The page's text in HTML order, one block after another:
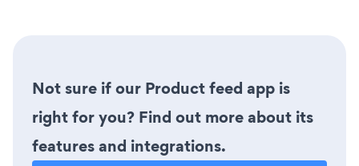
Not sure if our Product feed app is
right for you? Find out more about its
features and integrations.